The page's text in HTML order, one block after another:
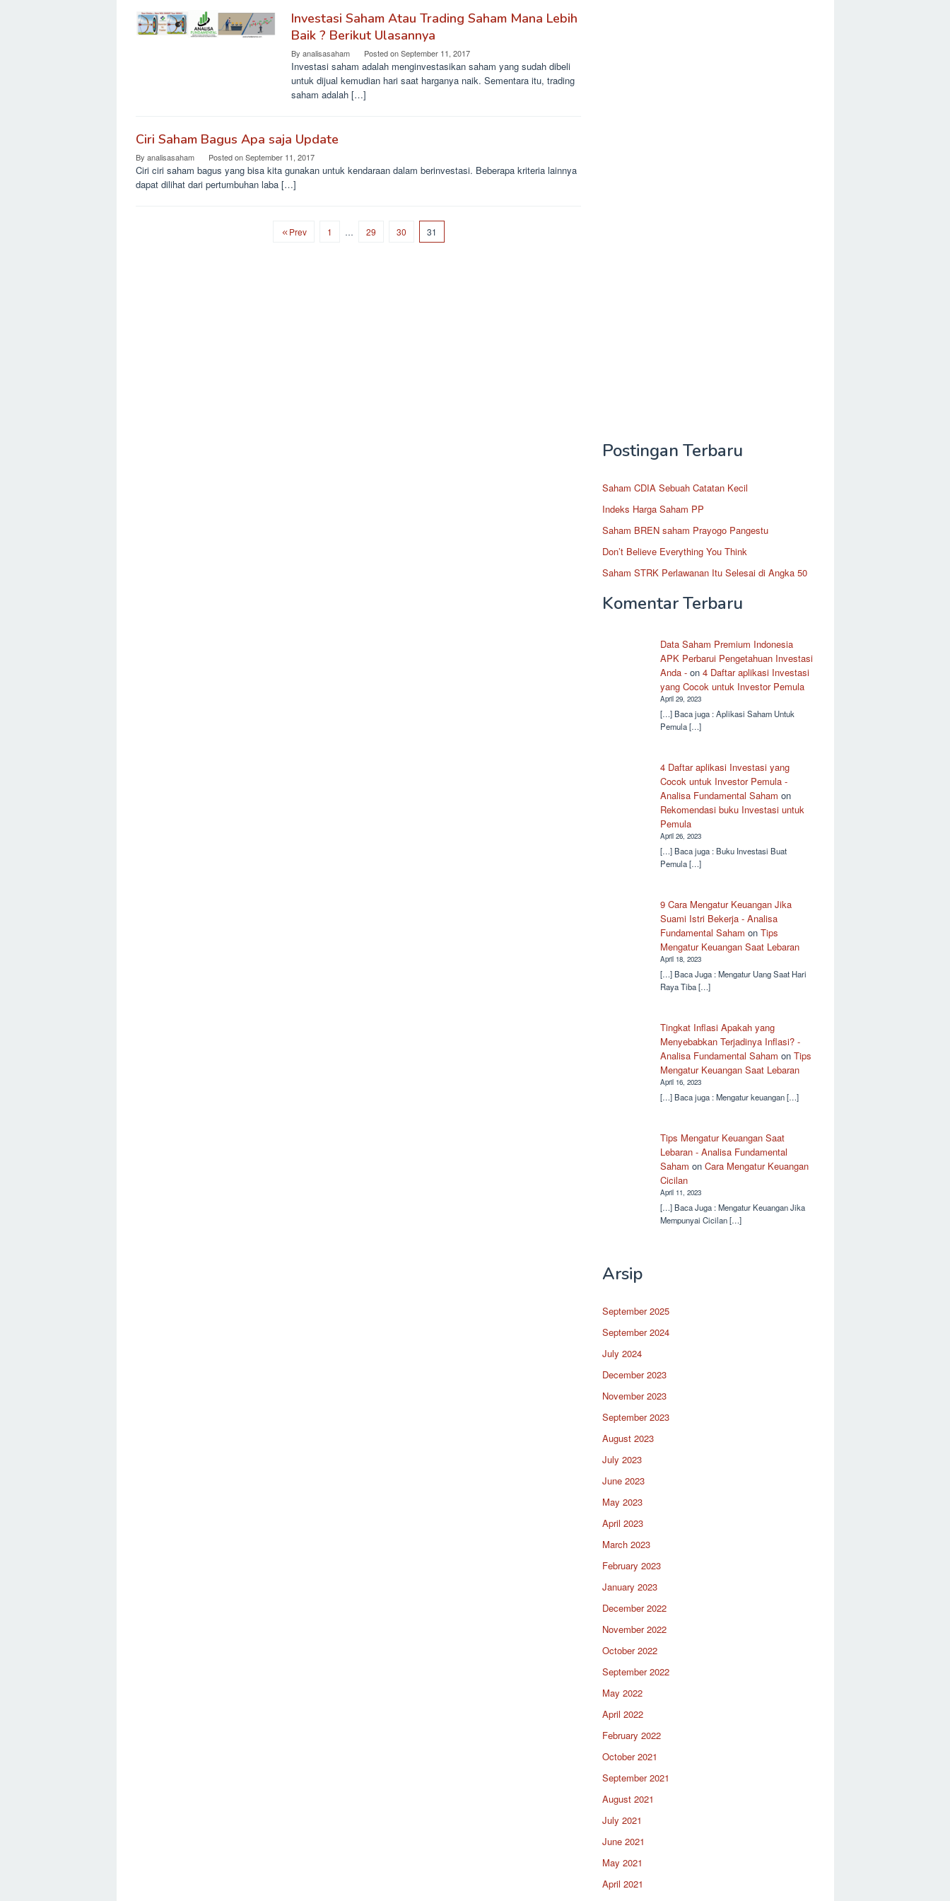
Investasi Saham Atau Trading Saham Mana Lebih
Baik ? Berikut Ulasannya
By analisasaham Posted onSeptember 11, 2017
Investasi saham adalah menginvestasikan saham yang sudah dibeli
untuk dijual kemudian hari saat harganya naik. Sementara itu, trading
saham adalah […]
Ciri Saham Bagus Apa saja Update
By analisasaham Posted onSeptember 11, 2017
Ciri ciri saham bagus yang bisa kita gunakan untuk kendaraan dalam berinvestasi. Beberapa kriteria lainnya
dapat dilihat dari pertumbuhan laba […]
Prev 1 … 29 30 31
Postingan Terbaru
Saham CDIA Sebuah Catatan Kecil
Indeks Harga Saham PP
Saham BREN saham Prayogo Pangestu
Don’t Believe Everything You Think
Saham STRK Perlawanan Itu Selesai di Angka 50
Komentar Terbaru
Data Saham Premium Indonesia
APK Perbarui Pengetahuan Investasi
Anda - on4 Daftar aplikasi Investasi
yang Cocok untuk Investor Pemula
April 29, 2023
[…] Baca juga : Aplikasi Saham Untuk
Pemula […]
4 Daftar aplikasi Investasi yang
Cocok untuk Investor Pemula -
Analisa Fundamental Saham on
Rekomendasi buku Investasi untuk
Pemula
April 26, 2023
[…] Baca juga : Buku Investasi Buat
Pemula […]
9 Cara Mengatur Keuangan Jika
Suami Istri Bekerja - Analisa
Fundamental Saham onTips
Mengatur Keuangan Saat Lebaran
April 18, 2023
[…] Baca Juga : Mengatur Uang Saat Hari
Raya Tiba […]
Tingkat Inflasi Apakah yang
Menyebabkan Terjadinya Inflasi? -
Analisa Fundamental Saham onTips
Mengatur Keuangan Saat Lebaran
April 16, 2023
[…] Baca juga : Mengatur keuangan […]
Tips Mengatur Keuangan Saat
Lebaran - Analisa Fundamental
Saham onCara Mengatur Keuangan
Cicilan
April 11, 2023
[…] Baca Juga : Mengatur Keuangan Jika
Mempunyai Cicilan […]
Arsip
September 2025
September 2024
July 2024
December 2023
November 2023
September 2023
August 2023
July 2023
June 2023
May 2023
April 2023
March 2023
February 2023
January 2023
December 2022
November 2022
October 2022
September 2022
May 2022
April 2022
February 2022
October 2021
September 2021
August 2021
July 2021
June 2021
May 2021
April 2021